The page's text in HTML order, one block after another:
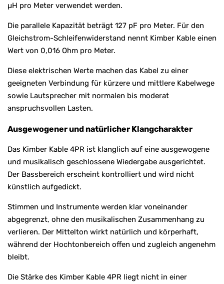
µH pro Meter verwendet werden.
Die parallele Kapazität beträgt 127 pF pro Meter. Für den
Gleichstrom-Schleifenwiderstand nennt Kimber Kable einen
Wert von 0,016 Ohm pro Meter.
Diese elektrischen Werte machen das Kabel zu einer
geeigneten Verbindung für kürzere und mittlere Kabelwege
sowie Lautsprecher mit normalen bis moderat
anspruchsvollen Lasten.
Ausgewogener und natürlicher Klangcharakter
Das Kimber Kable 4PR ist klanglich auf eine ausgewogene
und musikalisch geschlossene Wiedergabe ausgerichtet.
Der Bassbereich erscheint kontrolliert und wird nicht
künstlich aufgedickt.
Stimmen und Instrumente werden klar voneinander
abgegrenzt, ohne den musikalischen Zusammenhang zu
verlieren. Der Mittelton wirkt natürlich und körperhaft,
während der Hochtonbereich offen und zugleich angenehm
bleibt.
Die Stärke des Kimber Kable 4PR liegt nicht in einer